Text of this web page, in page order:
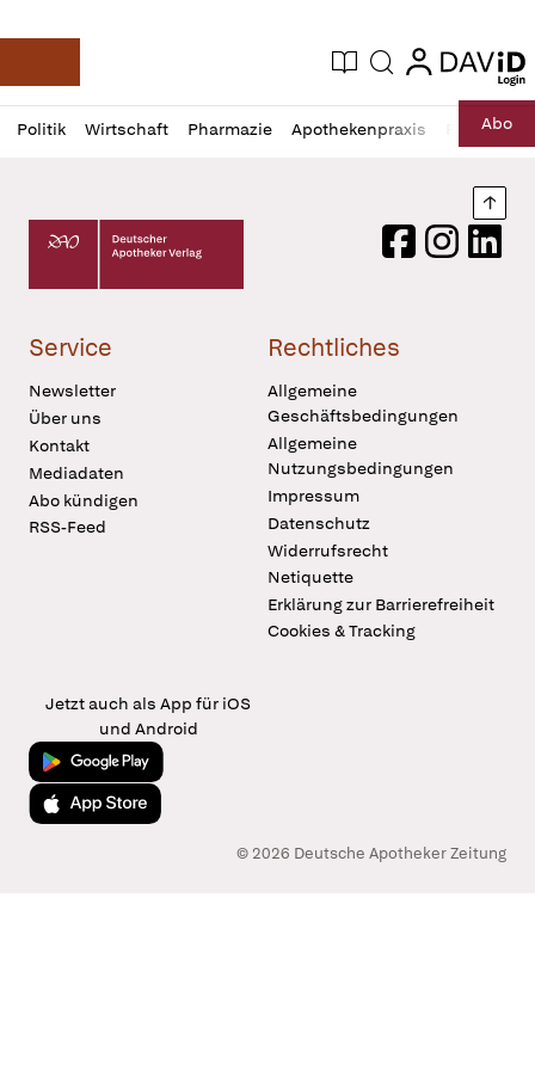
Deutsche Apotheker Zeitung
Aktuelle Ausgabe
Suche login
login
Politik Wirtschaft Pharmazie Apothekenpraxis RechtAbo
Profil
öffnen
Daz
Pur
Deutscher Apotheker Verlag Logo
FacebookInstagram
Service
Newsletter
Über uns
Kontakt
Mediadaten
Abo kündigen
RSS-Feed
Rechtliches
Allgemeine
Geschäftsbedingungen
Allgemeine
Nutzungsbedingungen
Impressum
Datenschutz
Widerrufsrecht
Netiquette
Erklärung zur Barrierefreiheit
Cookies & Tracking
Jetzt auch als App für iOS
und Android
Jetzt bei Google Play
Laden im App Store
© 2026 Deutsche Apotheker Zeitung